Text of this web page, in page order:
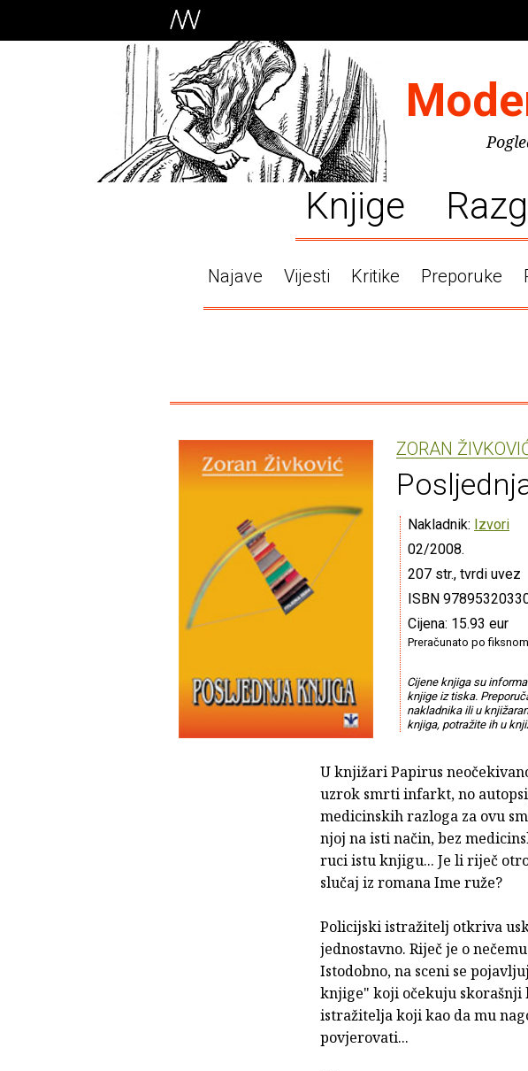
Knjige
Najave Vijesti Kritike Preporuke
ZORAN
Nakladnik: Izvori
02/2008.
207 str., tvrdi uvez
ISBN
Cijena: 15.93 eur
Preračunato po
Cijene knjiga su
knjige iz tiska.
nakladnika ili u
knjiga, potražite ih u
U knjižari Papirus
uzrok smrti infarkt, no
medicinskih razloga za ovu
njoj na isti način, bez
ruci istu knjigu... Je li riječ
slučaj iz romana Ime ruže?
Policijski istražitelj otkriva
jednostavno. Riječ je o
Istodobno, na sceni se
knjige" koji očekuju skorašnji
istražitelja koji kao da mu
povjerovati...